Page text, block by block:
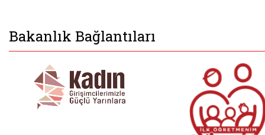
Bakanlık Bağlantıları